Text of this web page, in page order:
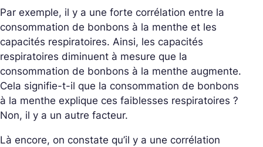
Par exemple, il y a une forte corrélation entre la
consommation de bonbons à la menthe et les
capacités respiratoires. Ainsi, les capacités
respiratoires diminuent à mesure que la
consommation de bonbons à la menthe augmente.
Cela signifie-t-il que la consommation de bonbons
à la menthe explique ces faiblesses respiratoires ?
Non, il y a un autre facteur.
Là encore, on constate qu’il y a une corrélation